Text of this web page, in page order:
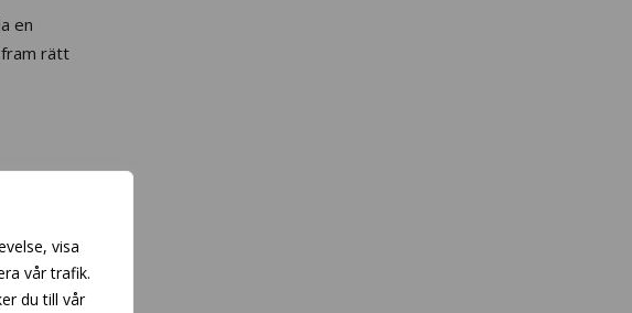
visa
vår trafik.
du till vår
en
rätt